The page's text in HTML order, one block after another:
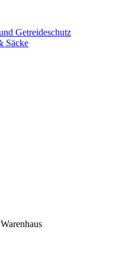
Getreideschutz
Säcke